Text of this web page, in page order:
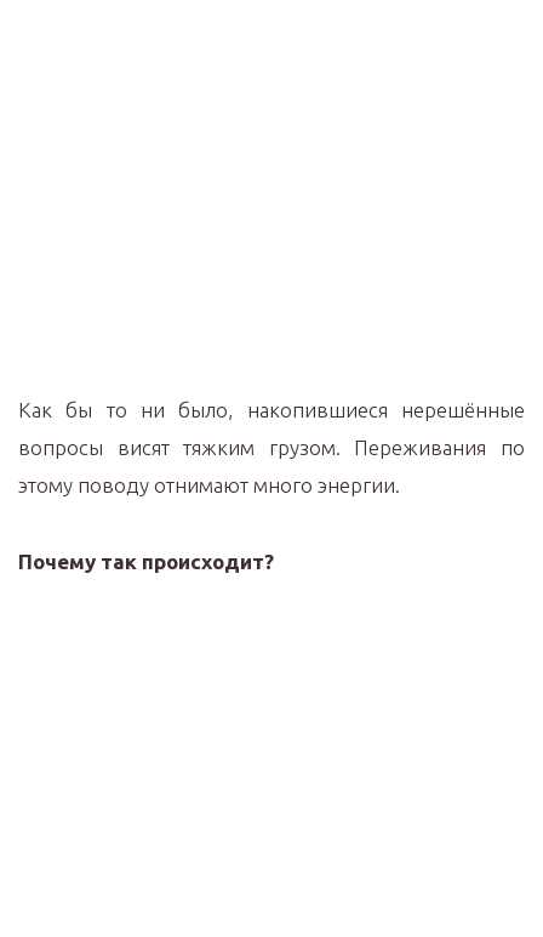
Как бы то ни было, накопившиеся нерешённые
вопросы висят тяжким грузом. Переживания по
этому поводу отнимают много энергии.
Почему так происходит?